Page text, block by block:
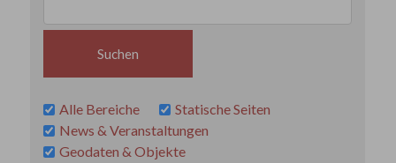
Alle Bereiche
Statische Seiten
News & Veranstaltungen
Geodaten & Objekte